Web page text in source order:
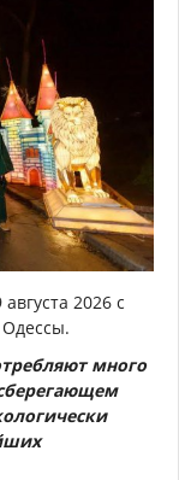
2026 с
много